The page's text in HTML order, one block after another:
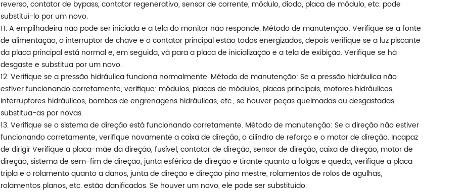
reverso, contator de bypass, contator regenerativo, sensor de corrente, módulo, diodo, placa de módulo, etc. pode
substituí-lo por um novo.
11. A empilhadeira não pode ser iniciada e a tela do monitor não responde. Método de manutenção: Verifique se a fonte
de alimentação, o interruptor de chave e o contator principal estão todos energizados, depois verifique se a luz piscante
da placa principal está normal e, em seguida, vá para a placa de inicialização e a tela de exibição. Verifique se há
desgaste e substitua por um novo.
12. Verifique se a pressão hidráulica funciona normalmente. Método de manutenção: Se a pressão hidráulica não
estiver funcionando corretamente, verifique: módulos, placas de módulos, placas principais, motores hidráulicos,
interruptores hidráulicos, bombas de engrenagens hidráulicas, etc., se houver peças queimadas ou desgastadas,
substitua-as por novas.
13. Verifique se o sistema de direção está funcionando corretamente. Método de manutenção: Se a direção não estiver
funcionando corretamente, verifique novamente a caixa de direção, o cilindro de reforço e o motor de direção. Incapaz
de dirigir Verifique a placa-mãe da direção, fusível, contator de direção, sensor de direção, caixa de direção, motor de
direção, sistema de sem-fim de direção, junta esférica de direção e tirante quanto a folgas e queda, verifique a placa
tripla e o rolamento quanto a danos, junta de direção e direção pino mestre, rolamentos de rolos de agulhas,
rolamentos planos, etc. estão danificados. Se houver um novo, ele pode ser substituído.